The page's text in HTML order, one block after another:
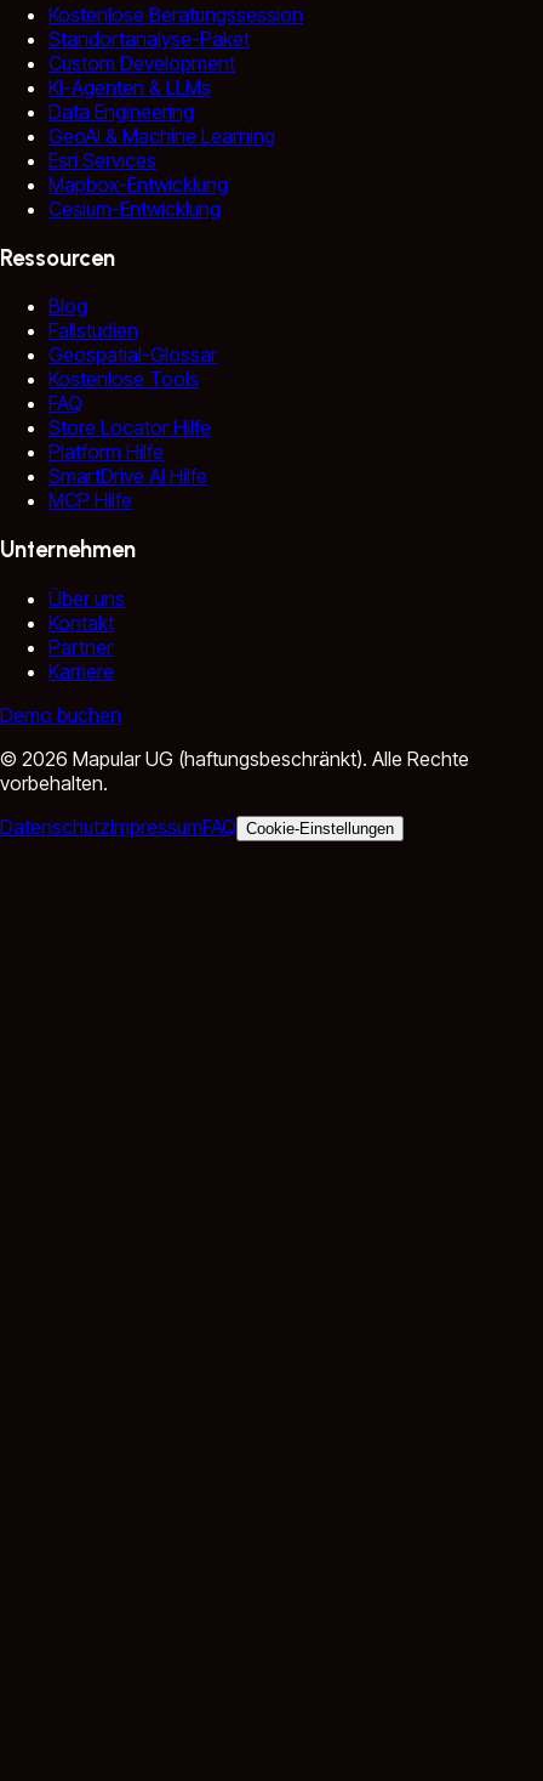
Kostenlose Beratungssession
Standortanalyse-Paket
Custom Development
KI-Agenten & LLMs
Data Engineering
GeoAI & Machine Learning
Esri Services
Mapbox-Entwicklung
Cesium-Entwicklung
Ressourcen
Blog
Fallstudien
Geospatial-Glossar
Kostenlose Tools
FAQ
Store Locator Hilfe
Platform Hilfe
SmartDrive AI Hilfe
MCP Hilfe
Unternehmen
Über uns
Kontakt
Partner
Karriere
Demo buchen
© 2026 Mapular UG (haftungsbeschränkt). Alle Rechte
vorbehalten.
DatenschutzImpressumFAQ Cookie-Einstellungen